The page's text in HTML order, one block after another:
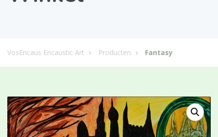
VosEncaus Encaustic Art Producten Fantasy